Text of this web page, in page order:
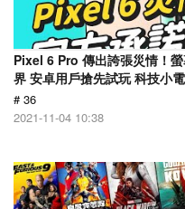
Pixel 6 Pro 傳出誇張災情！
界 安卓用戶搶先試玩 科技小
# 36
2021-11-04 10:38